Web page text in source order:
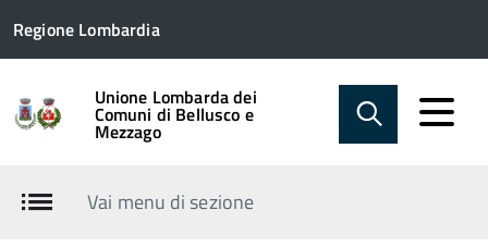
Regione Lombardia
Unione Lombarda dei
Comuni di Bellusco e
Mezzago
Vai menu di sezione